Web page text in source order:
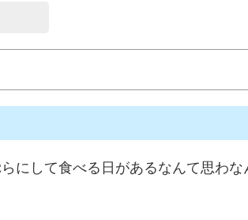
にして食べる日があるなんて思わな